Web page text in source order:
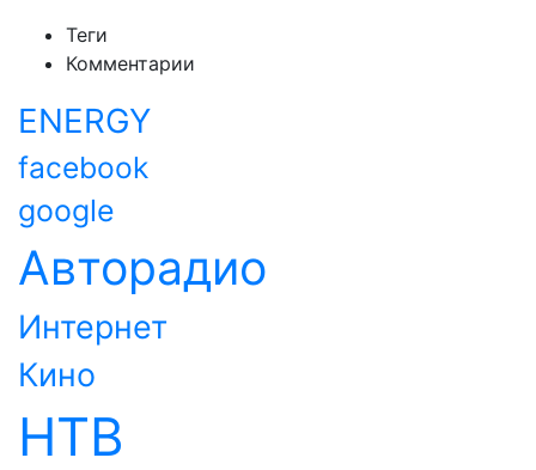
Теги
Комментарии
ENERGY
facebook
google
Авторадио
Интернет
Кино
НТВ